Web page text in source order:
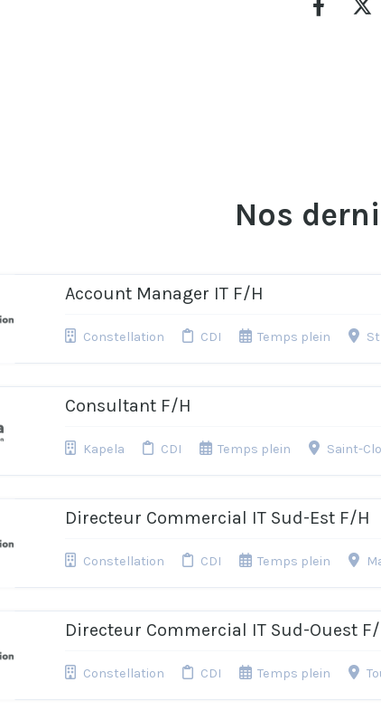
Nos
Account Manager IT F/H
Constellation CDI Temps plein
Consultant F/H
Kapela CDI Temps plein Saint-
Directeur Commercial IT Sud-Est F/H
Constellation CDI Temps plein
Directeur Commercial IT Sud-Ouest
Constellation CDI Temps plein